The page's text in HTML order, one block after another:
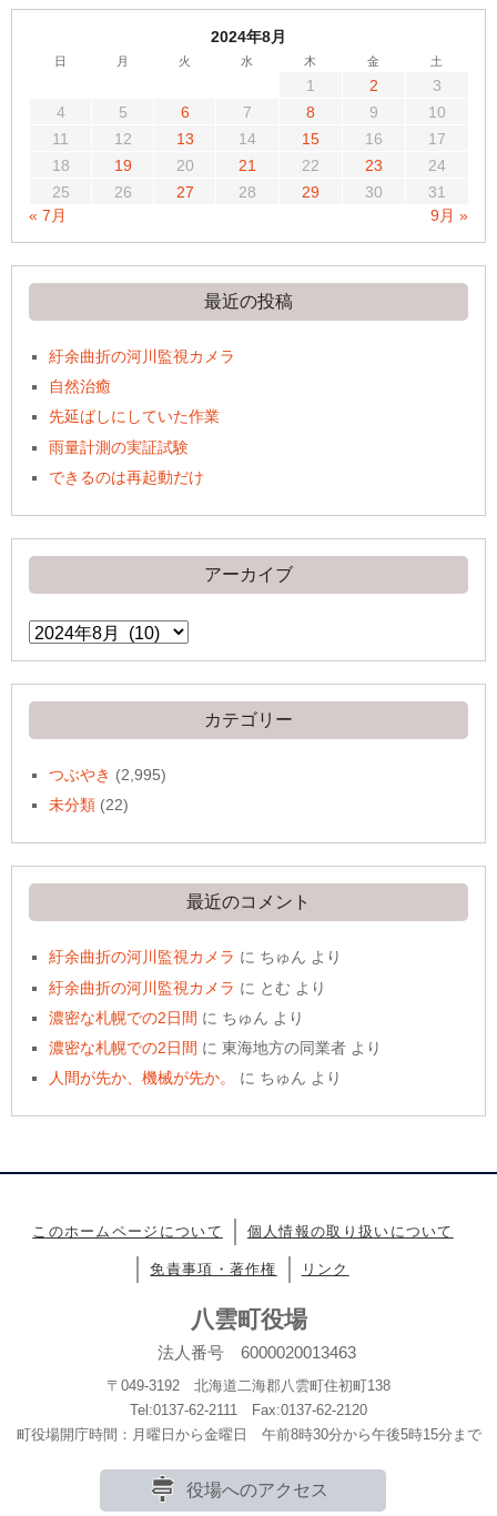
2024年8月
日 月 火 水 木 金 土
1 2
3
4
5 6 7 8 9
10
11
12 13 14 15 16
17
18
19 20 21 22 23
24
25
26 27 28 29 30
31
« 7月
9月 »
最近の投稿
紆余曲折の河川監視カメラ
自然治癒
先延ばしにしていた作業
雨量計測の実証試験
できるのは再起動だけ
アーカイブ
ア
ー
イ
ブ
カテゴリー
つぶやき (2,995)
未分類 (22)
最近のコメント
紆余曲折の河川監視カメラ に ちゅん より
紆余曲折の河川監視カメラ に とむ より
濃密な札幌での2日間 に ちゅん より
濃密な札幌での2日間 に東海地方の同業者 より
人間が先か、機械が先か。
に ちゅん より
このホームページについて 個人情報の取り扱いについて
免責事項・著作権 リンク
八雲町役場
法人番号 6000020013463
〒049-3192 北海道二海郡八雲町住初町138
Tel:0137-62-2111 Fax:0137-62-2120
町役場開庁時間：月曜日から金曜日 午前8時30分から午後5時15分まで
役場へのアクセス